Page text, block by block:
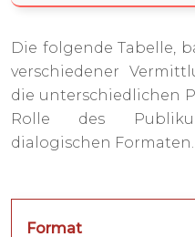
Die folgende Tabelle,
verschiedener
die unterschiedlichen
Rolle des
dialogischen Formaten.
Format